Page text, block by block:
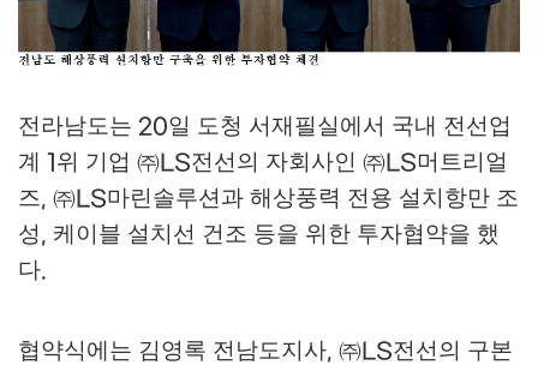
전라남도는 20일 도청 서재필실에서 국내 전선업
계 1 위 기업 ㈜LS전선의 자회사인 ㈜LS머트리얼
즈, ㈜LS마린솔루션과 해상풍력 전용 설치항만 조
성, 케이블 설치선 건조 등을 위한 투자협약을 했
다.
협약식에는 김영록 전남도지사, ㈜LS전선의 구본